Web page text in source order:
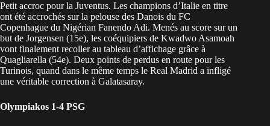
Petit accroc pour la Juventus. Les champions d’Italie en titre
ont été accrochés sur la pelouse des Danois du FC
Copenhague du Nigérian Fanendo Adi. Menés au score sur un
but de Jorgensen (15e), les coéquipiers de Kwadwo Asamoah
vont finalement recoller au tableau d’affichage grâce à
Quagliarella (54e). Deux points de perdus en route pour les
Turinois, quand dans le même temps le Real Madrid a infligé
une véritable correction à Galatasaray.
Olympiakos 1-4 PSG